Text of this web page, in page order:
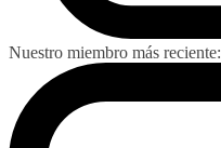
Nuestro miembro más reciente: